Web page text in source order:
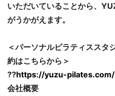
いただいていることから、
がうかがえます。
＜パーソナルピラティススタ
約はこちらから＞
??https://yuzu-
会社概要